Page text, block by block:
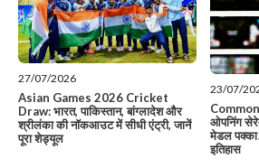
27/07/2026
Asian Games 2026 Cricket
Draw: भारत, पाकिस्तान, बांग्लादेश और
श्रीलंका की नॉकआउट में सीधी एंट्री, जानें
पूरा शेड्यूल
23/07/
ओपनिंग
मेडल पक्का!
इतिहास